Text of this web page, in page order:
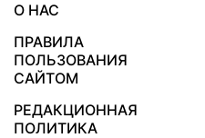
О НАС
ПРАВИЛА
ПОЛЬЗОВАНИЯ
САЙТОМ
РЕДАКЦИОННАЯ
ПОЛИТИКА